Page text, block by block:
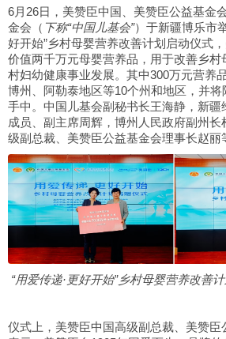
6月26日，美赞臣中国、美赞臣公益基金
金会（ 下称“中国儿基会”）于新疆博乐市
好开始”乡村母婴营养改善计划启动仪式
价值两千万元母婴营养品，用于改善乡
村妇幼健康事业发展。其中300万元营养
博州、阿勒泰地区等10个州和地区，并
手中。中国儿基会副秘书长王海静，新疆
成员、副主席周辉，博州人民政府副州
级副总裁、美赞臣公益基金会理事长赵丽
“用爱传递·更好开始”乡村母婴营养改善
仪式上，美赞臣中国高级副总裁、美赞